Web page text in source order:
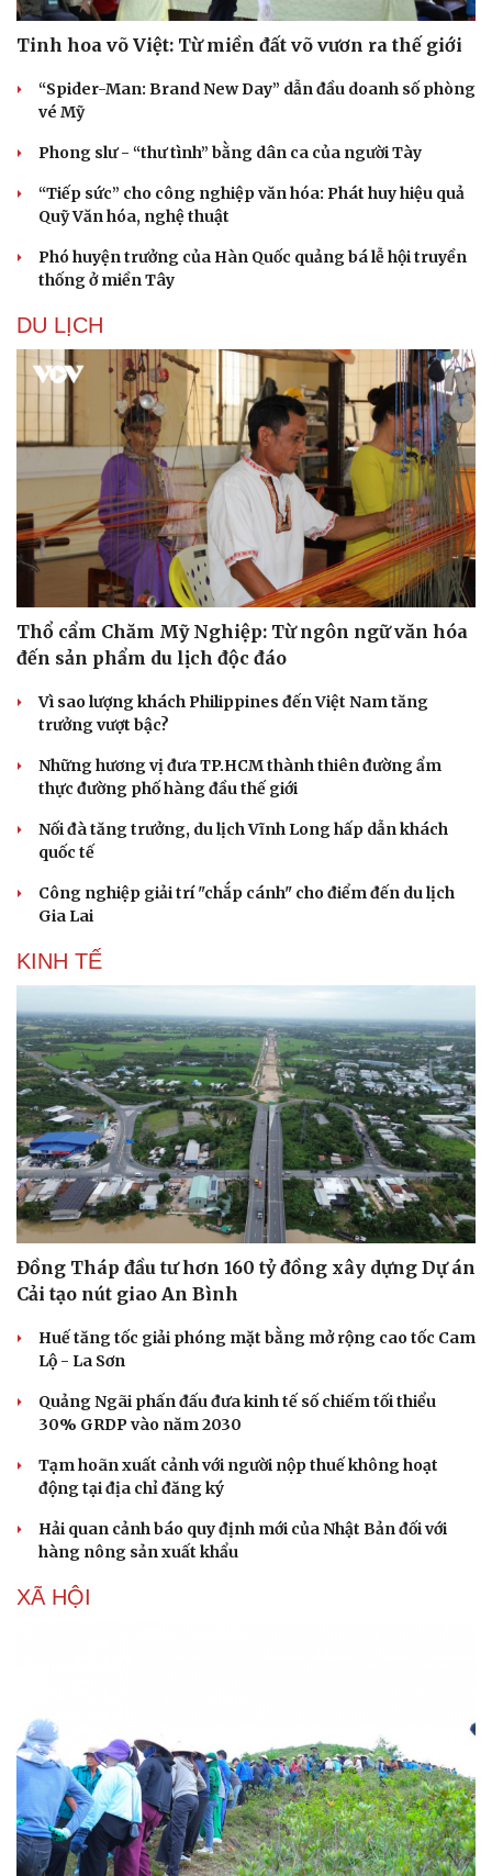
Tư vấn
check-in
Podcast
Hạt giống tâm hồn
Tinh hoa võ Việt: Từ miền đất võ vươn ra thế giới
“Spider-Man: Brand New Day” dẫn đầu doanh số phòng
vé Mỹ
Phong slư - “thư tình” bằng dân ca của người Tày
“Tiếp sức” cho công nghiệp văn hóa: Phát huy hiệu quả
Quỹ Văn hóa, nghệ thuật
Phó huyện trưởng của Hàn Quốc quảng bá lễ hội truyền
thống ở miền Tây
DU LỊCH
Thổ cẩm Chăm Mỹ Nghiệp: Từ ngôn ngữ văn hóa
đến sản phẩm du lịch độc đáo
Vì sao lượng khách Philippines đến Việt Nam tăng
trưởng vượt bậc?
Những hương vị đưa TP.HCM thành thiên đường ẩm
thực đường phố hàng đầu thế giới
Nối đà tăng trưởng, du lịch Vĩnh Long hấp dẫn khách
quốc tế
Công nghiệp giải trí "chắp cánh" cho điểm đến du lịch
Gia Lai
KINH TẾ
Đồng Tháp đầu tư hơn 160 tỷ đồng xây dựng Dự án
Cải tạo nút giao An Bình
Huế tăng tốc giải phóng mặt bằng mở rộng cao tốc Cam
Lộ - La Sơn
Quảng Ngãi phấn đấu đưa kinh tế số chiếm tối thiểu
30% GRDP vào năm 2030
Tạm hoãn xuất cảnh với người nộp thuế không hoạt
động tại địa chỉ đăng ký
Hải quan cảnh báo quy định mới của Nhật Bản đối với
hàng nông sản xuất khẩu
XÃ HỘI